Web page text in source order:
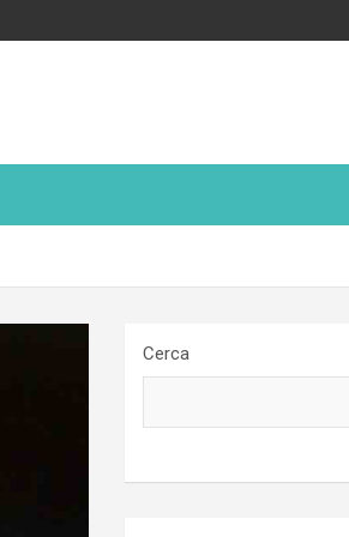
Cerca